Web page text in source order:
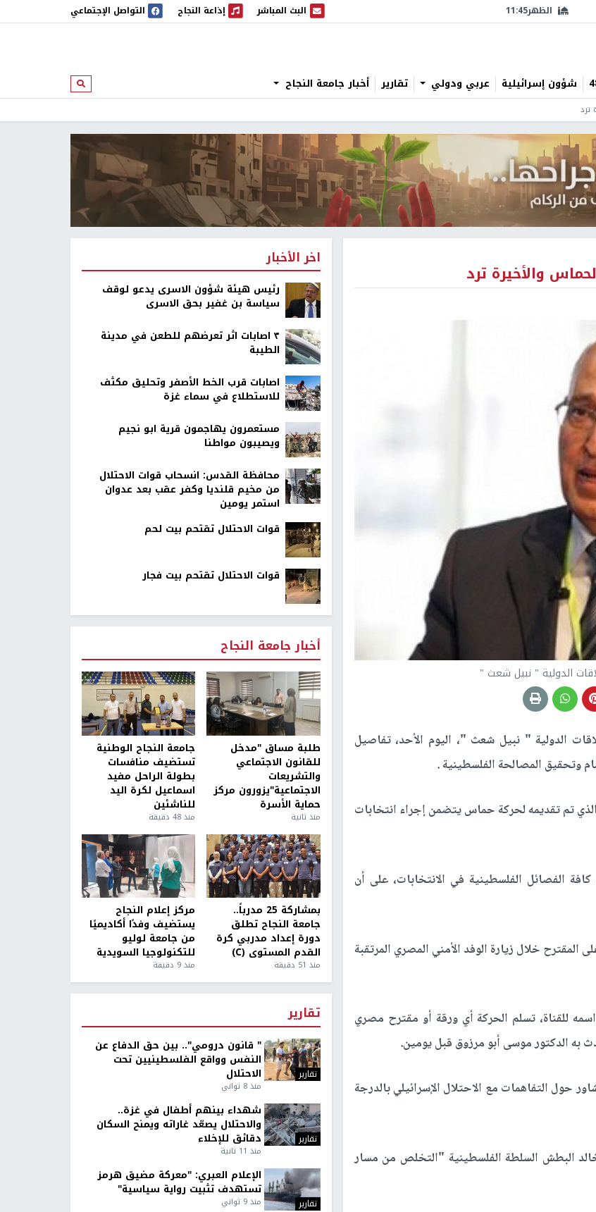
الظهر11:45 البث المباشر
البث المباشر إذاعة النجاح
إذاعة النجاح التواصل الإجتماعي
شؤون إسرائيلية عربي ودولي تقارير أخبار جامعة النجاح ابحث
والأخيرة ترد
الدولية " نبيل شعث "
الدولية " نبيل شعث "، اليوم الأحد، تفاصيل
وتحقيق المصالحة الفلسطينية .
تم تقديمه لحركة حماس يتضمن إجراء انتخابات
الفلسطينية في الانتخابات، على أن
خلال زيارة الوفد الأمني المصري المرتقبة
تسلم الحركة أي ورقة أو مقترح مصري
به الدكتور موسى أبو مرزوق قبل يومين.
حول التفاهمات مع الاحتلال الإسرائيلي بالدرجة
البطش السلطة الفلسطينية "التخلص من مسار
اخر الأخبار
رئيس هيئة شؤون الاسرى يدعو لوقف
سياسة بن غفير بحق الاسرى
٣ اصابات اثر تعرضهم للطعن في مدينة
الطيبة
اصابات قرب الخط الأصفر وتحليق مكثف
للاستطلاع في سماء غزة
مستعمرون يهاجمون قرية ابو نجيم
ويصيبون مواطنا
محافظة القدس: انسحاب قوات الاحتلال
من مخيم قلنديا وكفر عقب بعد عدوان
استمر يومين
قوات الاحتلال تقتحم بيت لحم
قوات الاحتلال تقتحم بيت فجار
أخبار جامعة النجاح
طلبة مساق "مدخل
للقانون الاجتماعي
والتشريعات
الاجتماعية"يزورون مركز
حماية الأسرة
منذ ثانية
جامعة النجاح الوطنية
تستضيف منافسات
بطولة الراحل مفيد
اسماعيل لكرة اليد
للناشئين
منذ 48 دقيقة
بمشاركة 25 مدرباً..
جامعة النجاح تطلق
دورة إعداد مدربي كرة
القدم المستوى (C)
منذ 51 دقيقة
مركز إعلام النجاح
يستضيف وفدًا أكاديميًا
من جامعة لوليو
للتكنولوجيا السويدية
منذ 9 دقيقة
تقارير
تقارير
" قانون درومي".. بين حق الدفاع عن
النفس وواقع الفلسطينيين تحت
الاحتلال
منذ 8 ثواني
تقارير
شهداء بينهم أطفال في غزة..
والاحتلال يصعّد غاراته ويمنح السكان
دقائق للإخلاء
منذ 11 ثانية
تقارير
الإعلام العبري: "معركة مضيق هرمز
تستهدف تثبيت رواية سياسية"
منذ 9 ثواني